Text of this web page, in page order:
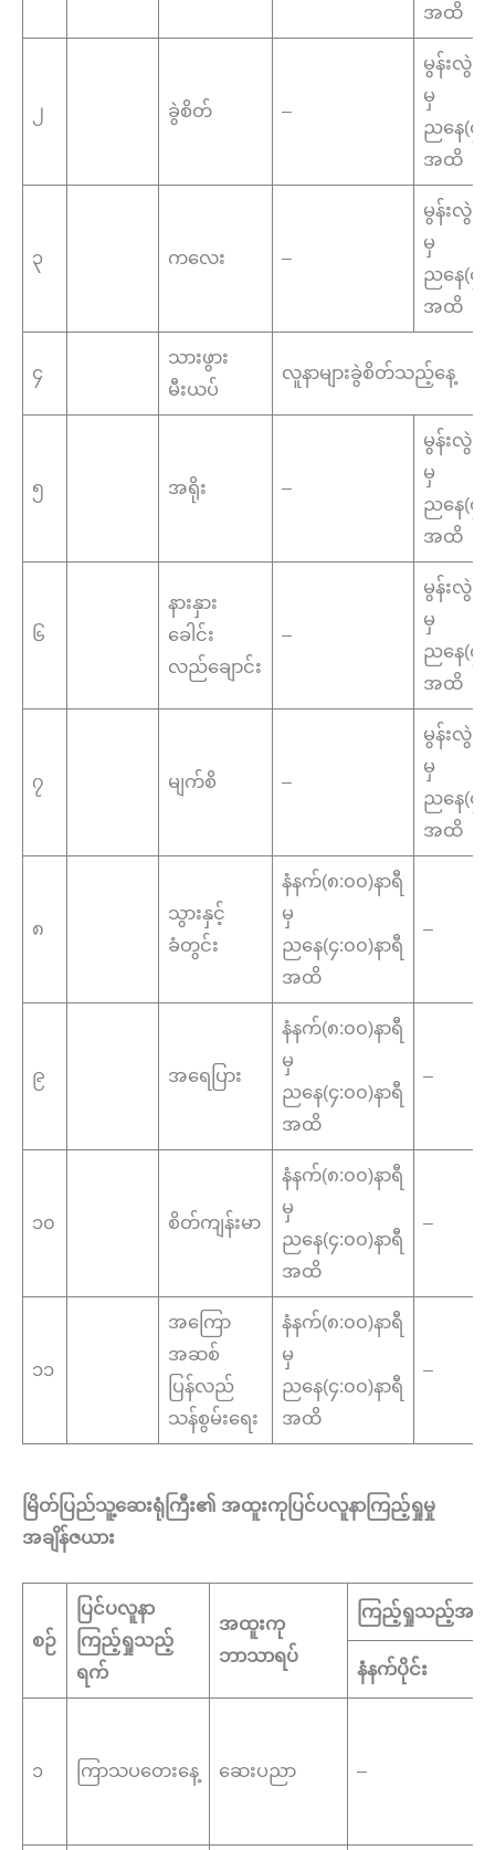
အထိ
၂ ခွဲစိတ် –
မွန်းလွဲ(၂
မှ
ညနေ(၄:
အထိ
၃ ကလေး –
မွန်းလွဲ(၂
မှ
ညနေ(၄:
အထိ
၄
သားဖွား
မီးယပ်
လူနာများခွဲစိတ်သည့်နေ့
၅ အရိုး –
မွန်းလွဲ(၂
မှ
ညနေ(၄:
အထိ
၆
နားနှား
ခေါင်း
လည်ချောင်း
–
မွန်းလွဲ(၂
မှ
ညနေ(၄:
အထိ
၇ မျက်စိ –
မွန်းလွဲ(၂
မှ
ညနေ(၄:
အထိ
၈
သွားနှင့်
ခံတွင်း
နံနက်(၈:၀၀)နာရီ
မှ
ညနေ(၄:၀၀)နာရီ
အထိ
–
၉ အရေပြား
နံနက်(၈:၀၀)နာရီ
မှ
ညနေ(၄:၀၀)နာရီ
အထိ
–
၁၀ စိတ်ကျန်းမာ
နံနက်(၈:၀၀)နာရီ
မှ
ညနေ(၄:၀၀)နာရီ
အထိ
–
၁၁
အကြော
အဆစ်
ပြန်လည်
သန်စွမ်းရေး
နံနက်(၈:၀၀)နာရီ
မှ
ညနေ(၄:၀၀)နာရီ
အထိ
–
မြိတ်ပြည်သူ့ဆေးရုံကြီး၏ အထူးကု ပြင်ပလူနာကြည့်ရှုမှု
အချိန်ဇယား
စဉ်
ပြင်ပလူနာ
ကြည့်ရှုသည့်
ရက်
အထူးကု
ဘာသာရပ်
ကြည့်ရှုသည့်အချိ
နံနက်ပိုင်း
၁ ကြာသပတေးနေ့ ဆေးပညာ –